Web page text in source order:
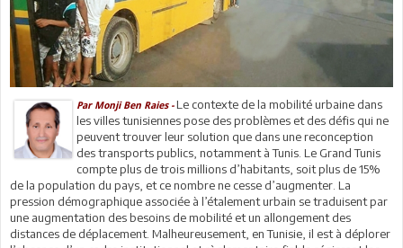
Par Monji Ben Raies -Le contexte de la mobilité urbaine dans
les villes tunisiennes pose des problèmes et des défis qui ne
peuvent trouver leur solution que dans une reconception
des transports publics, notamment à Tunis. Le Grand Tunis
compte plus de trois millions d’habitants, soit plus de 15%
de la population du pays, et ce nombre ne cesse d’augmenter. La
pression démographique associée à l’étalement urbain se traduisent par
une augmentation des besoins de mobilité et un allongement des
distances de déplacement. Malheureusement, en Tunisie, il est à déplorer